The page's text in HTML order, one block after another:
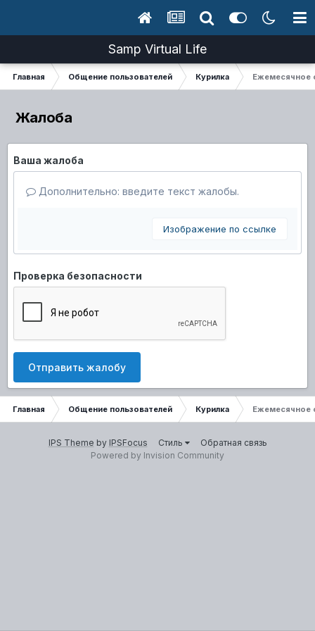
Samp Virtual Life
Главная Общение пользователей Курилка Ежемесячное
Жалоба
Ваша жалоба
Дополнительно: введите текст жалобы.
Изображение по ссылке
Проверка безопасности
Отправить жалобу
Главная Общение пользователей Курилка Ежемесячное
IPS Theme by IPSFocus Стиль
Обратная связь
Powered by Invision Community